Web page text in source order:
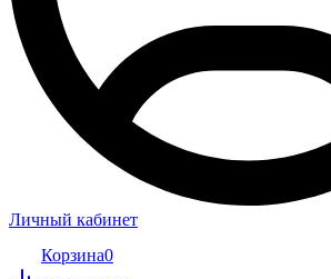
Личный кабинет
Корзина0